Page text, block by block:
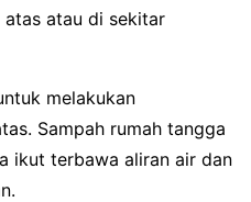
atau di sekitar
melakukan
Sampah rumah tangga
ikut terbawa aliran air dan